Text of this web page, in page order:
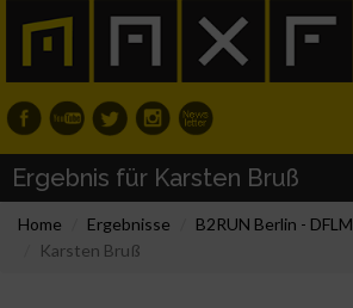
Ergebnis für Karsten Bruß
Home Ergebnisse B2RUN Berlin - DFLM
Karsten Bruß